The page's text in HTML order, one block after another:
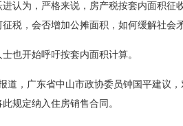
为，严格来说，房产税按套内面积征
税，会否增加公摊面积，如何缓解社会
开始呼吁按套内面积计算。
，广东省中山市政协委员钟国平建议，
规定纳入住房销售合同。